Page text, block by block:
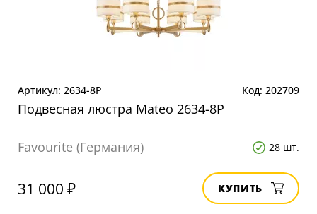
Артикул: 2634-8P Код: 202709
Подвесная люстра Mateo 2634-8P
Favourite (Германия) 28 шт.
31 000 ₽ КУПИТЬ